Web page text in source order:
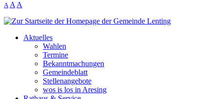
A A A
Aktuelles
Wahlen
Termine
Bekanntmachungen
Gemeindeblatt
Stellenangebote
wos is los in Aresing